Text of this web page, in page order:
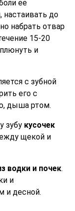
ее
настаивать до
набрать отвар
15-20
и
с зубной
его с
дыша ртом.
зубу кусочек
щекой и
водки и почек.
и
и десной.